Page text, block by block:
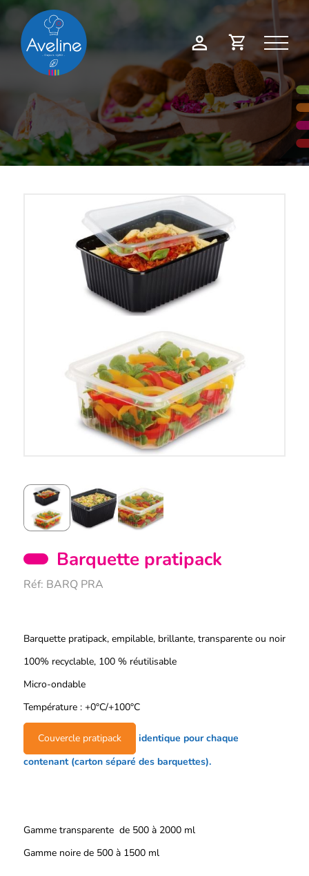
Mon Demande
devis
Barquette pratipack
Réf: BARQ PRA
Barquette pratipack, empilable, brillante, transparente ou noir
100% recyclable, 100 % réutilisable
Micro-ondable
Température : +0°C/+100°C
Couvercle pratipack
identique pour chaque
contenant (carton séparé des barquettes).
Gamme transparente de 500 à 2000 ml
Gamme noire de 500 à 1500 ml
Panneau de gestion des cookies